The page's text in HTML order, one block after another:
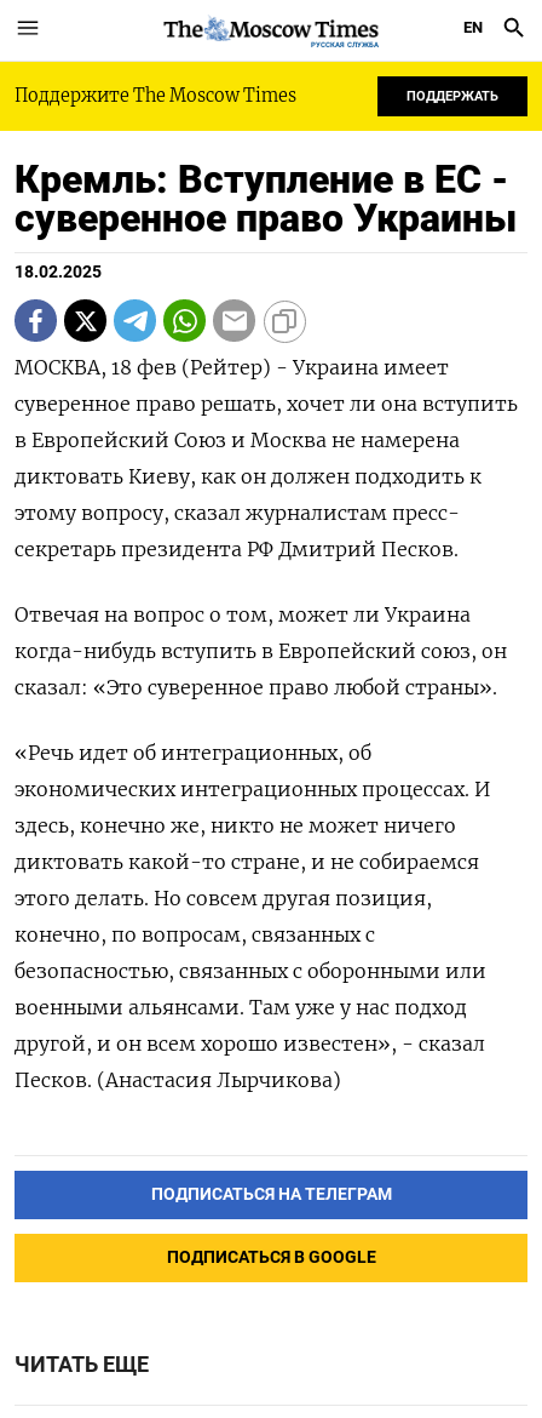
РУССКАЯ СЛУЖБА
EN
Поддержите The Moscow Times ПОДДЕРЖАТЬ
Кремль: Вступление в ЕС -
суверенное право Украины
18.02.2025
МОСКВА, 18 фев (Рейтер) - Украина имеет
суверенное право решать, хочет ли она вступить
в Европейский Союз и Москва не намерена
диктовать Киеву, как он должен подходить к
этому вопросу, сказал журналистам пресс-
секретарь президента РФ Дмитрий Песков.
Отвечая на вопрос о том, может ли Украина
когда-нибудь вступить в Европейский союз, он
сказал: «Это суверенное право любой страны».
«Речь идет об интеграционных, об
экономических интеграционных процессах. И
здесь, конечно же, никто не может ничего
диктовать какой-то стране, и не собираемся
этого делать. Но совсем другая позиция,
конечно, по вопросам, связанных с
безопасностью, связанных с оборонными или
военными альянсами. Там уже у нас подход
другой, и он всем хорошо известен», - сказал
Песков. (Анастасия Лырчикова)
ПОДПИСАТЬСЯ НА ТЕЛЕГРАМ
ПОДПИСАТЬСЯ В GOOGLE
ЧИТАТЬ ЕЩЕ